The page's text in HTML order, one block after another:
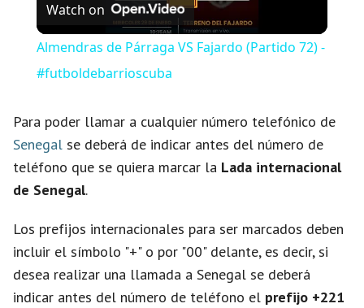
l
y
V
i
d
Watch on
Almendras de Párraga VS Fajardo (Partido 72) -
#futboldebarrioscuba
Para poder llamar a cualquier número telefónico de
Senegal se deberá de indicar antes del número de
teléfono que se quiera marcar la Lada internacional
de Senegal.
Los prefijos internacionales para ser marcados deben
incluir el símbolo "+" o por "00" delante, es decir, si
desea realizar una llamada a Senegal se deberá
indicar antes del número de teléfono el prefijo +221